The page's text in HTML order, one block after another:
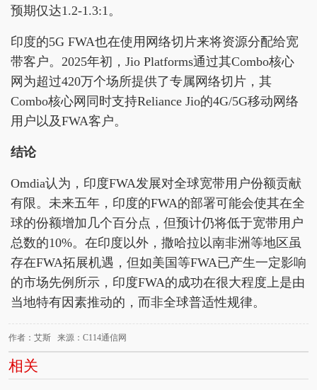
预期仅达1.2-1.3:1。
印度的5G FWA也在使用网络切片来将资源分配给宽
带客户。2025年初，Jio Platforms通过其Combo核心
网为超过420万个场所提供了专属网络切片，其
Combo核心网同时支持Reliance Jio的4G/5G移动网络
用户以及FWA客户。
结论
Omdia认为，印度FWA发展对全球宽带用户份额贡献
有限。未来五年，印度的FWA的部署可能会使其在全
球的份额增加几个百分点，但预计仍将低于宽带用户
总数的10%。在印度以外，撒哈拉以南非洲等地区虽
存在FWA拓展机遇，但如美国等FWA已产生一定影响
的市场先例所示，印度FWA的成功在很大程度上是由
当地特有因素推动的，而非全球普适性规律。
作者：艾斯 来源：C114通信网
相关